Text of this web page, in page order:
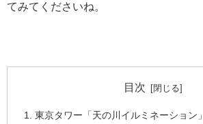
てみてくださいね。
目次
東京タワー「天の川イルミネーション」